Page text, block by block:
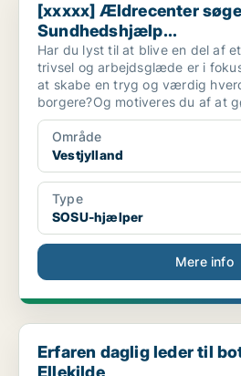
[xxxxx] Ældrecenter
Sundhedshjælp...
Har du lyst til at blive en del af
trivsel og arbejdsglæde er i
at skabe en tryg og værdig
borgere?Og motiveres du af at
Område
Vestjylland
Type
SOSU-hjælper
Mere info
Erfaren daglig leder til botilbuddet
Erfaren daglig leder til
Ellekilde